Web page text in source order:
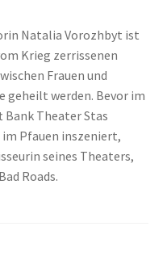
Natalia Vorozhbyt ist
Krieg zerrissenen
Frauen und
geheilt werden. Bevor im
Bank Theater Stas
Pfauen inszeniert,
seines Theaters,
Roads.